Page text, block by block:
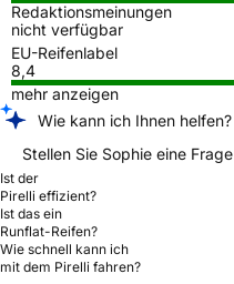
Redaktionsmeinungen
nicht verfügbar
EU-Reifenlabel
8,4
mehr anzeigen
Wie kann ich Ihnen helfen?
Stellen Sie Sophie eine Frage
Ist der
Pirelli effizient?
Ist das ein
Runflat-Reifen?
Wie schnell kann ich
mit dem Pirelli fahren?